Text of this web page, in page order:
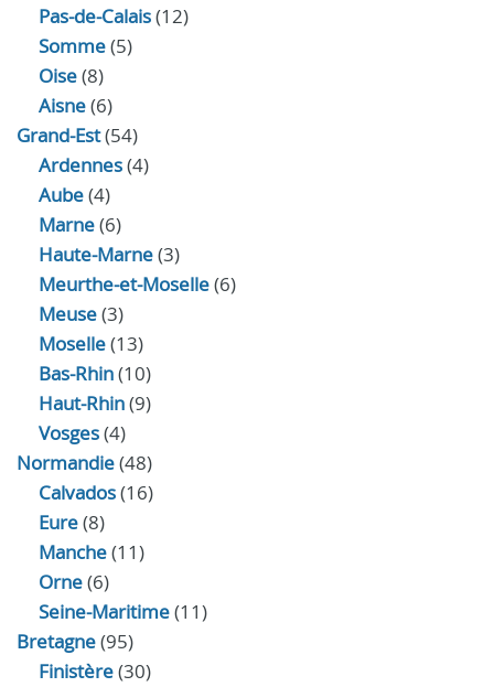
Pas-de-Calais(12)
Somme(5)
Oise(8)
Aisne(6)
Grand-Est(54)
Ardennes(4)
Aube(4)
Marne(6)
Haute-Marne(3)
Meurthe-et-Moselle(6)
Meuse(3)
Moselle(13)
Bas-Rhin(10)
Haut-Rhin(9)
Vosges(4)
Normandie(48)
Calvados(16)
Eure(8)
Manche(11)
Orne(6)
Seine-Maritime(11)
Bretagne(95)
Finistère(30)